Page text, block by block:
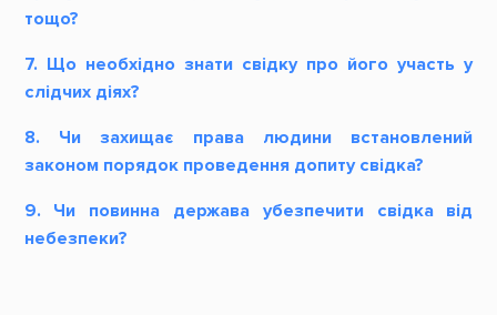
тощо?
7. Що необхідно знати свідку про його участь у
слідчих діях?
8. Чи захищає права людини встановлений
законом порядок проведення допиту свідка?
9. Чи повинна держава убезпечити свідка від
небезпеки?